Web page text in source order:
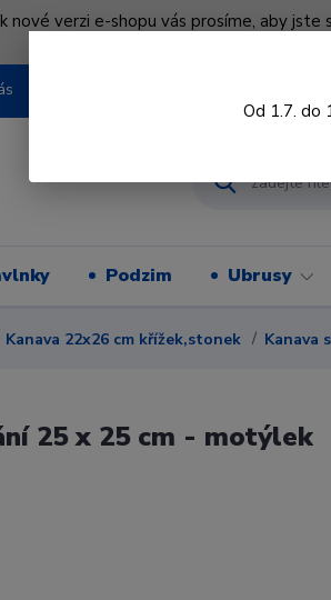
nové verzi e-shopu vás prosíme, aby
Podzim Ubrusy
Kanava 22x26 cm křížek,stonek Kanava
25 x 25 cm - motýlek
Od 1.7. do